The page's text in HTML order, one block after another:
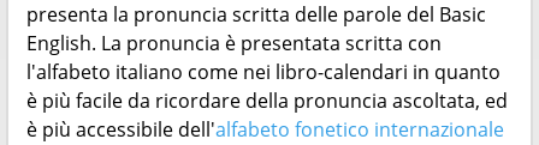
presenta la pronuncia scritta delle parole del Basic
English. La pronuncia è presentata scritta con
l'alfabeto italiano come nei libro-calendari in quanto
è più facile da ricordare della pronuncia ascoltata, ed
è più accessibile dell'alfabeto fonetico internazionale